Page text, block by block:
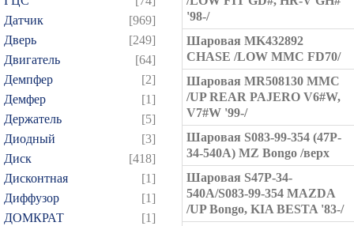
Датчик
[969]
Дверь
[249]
Двигатель
[64]
Демпфер
[2]
Демфер
[1]
Держатель
[5]
Диодный
[3]
Диск
[418]
Дисконтная
[1]
Диффузор
[1]
ДОМКРАТ
[1]
'98-/
Шаровая MK432892
CHASE /LOW MMC FD70/
Шаровая MR508130 MMC
/UP REAR PAJERO V6#W,
V7#W '99-/
Шаровая S083-99-354 (47P-
34-540A) MZ Bongo /верх
Шаровая S47P-34-
540A/S083-99-354 MAZDA
/UP Bongo, KIA BESTA '83-/